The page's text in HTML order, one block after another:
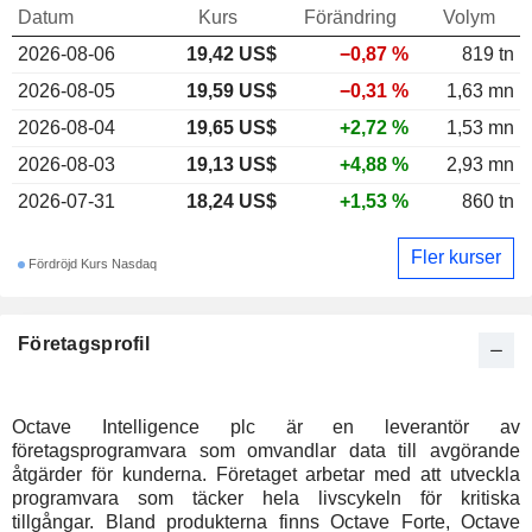
Företagsprofil
Octave Intelligence plc är en leverantör av
företagsprogramvara som omvandlar data till avgörande
åtgärder för kunderna. Företaget arbetar med att utveckla
programvara som täcker hela livscykeln för kritiska
tillgångar. Bland produkterna finns Octave Forte, Octave
Datum Kurs Förändring
Volym
2026-08-06
19,42 US$ −0,87 %
819 tn
2026-08-05
19,59 US$ −0,31 %
1,63 mn
2026-08-04
19,65 US$ +2,72 %
1,53 mn
2026-08-03
19,13 US$ +4,88 %
2,93 mn
2026-07-31
18,24 US$ +1,53 % 860 tn
Fördröjd Kurs Nasdaq Fler kurser